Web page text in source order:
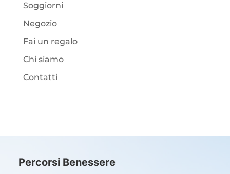
Soggiorni
Negozio
Fai un regalo
Chi siamo
Contatti
Percorsi Benessere